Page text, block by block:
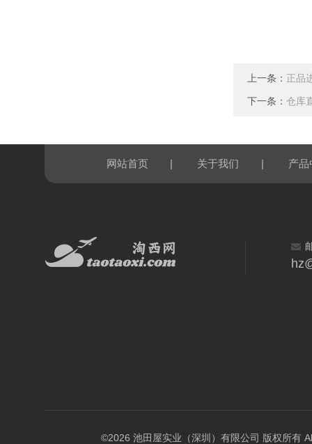
上一条： 正品
下一条： 仓库
网站首页 | 关于我们 | 产品
©2026 池田屋实业（深圳）有限公司 版权所有